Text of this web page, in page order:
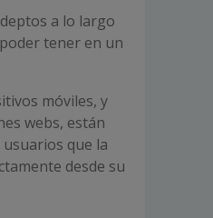
a lo largo
tener en un
móviles, y
webs, están
que la
desde su